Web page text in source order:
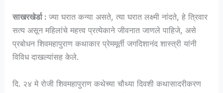
साखरखेर्डा : ज्या घरात कन्या असते, त्या घरात लक्ष्मी नांदते, हे त्रिवार
सत्य असून महिलांचे महत्त्व प्रत्येकाने जीवनात जाणले पाहिजे, असे
प्रबोधन शिवमहापुराण कथाकार प्रेममूर्ती जगदिशानंद शास्त्री यांनी
विविध दाखल्यांसह केले.
दि. २४ मे रोजी शिवमहापुराण कथेच्या चौथ्या दिवशी कथासादरीकरण